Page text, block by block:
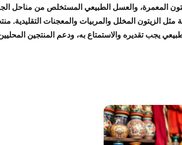
المعمرة، والعسل الطبيعي المستخلص من مناحل
مثل الزيتون المخلل والمربيات والمعجنات التقليدية.
يجب تقديره والاستمتاع به، ودعم المنتجين